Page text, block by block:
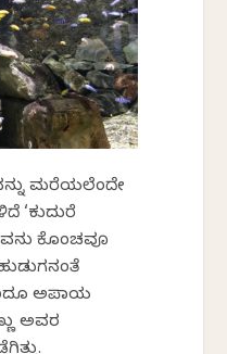
ಮರೆಯಲೆಂದೇ
‘ಕುದುರೆ
ಕೊಂಚವೂ
ಅಪಾಯ
ಅವರ